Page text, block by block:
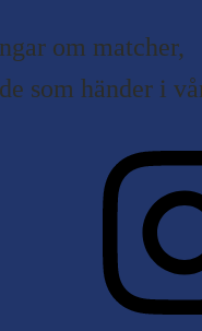
om matcher,
som händer i